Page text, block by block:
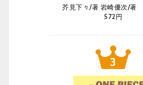
芥見下々/著 岩崎優次/著
572円